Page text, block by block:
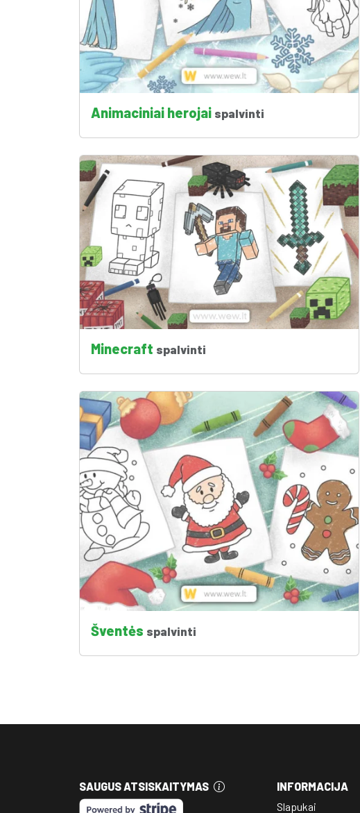
Animaciniai herojai spalvinti
Minecraft spalvinti
Šventės spalvinti
SAUGUS ATSISKAITYMAS
INFORMACIJA
Slapukai